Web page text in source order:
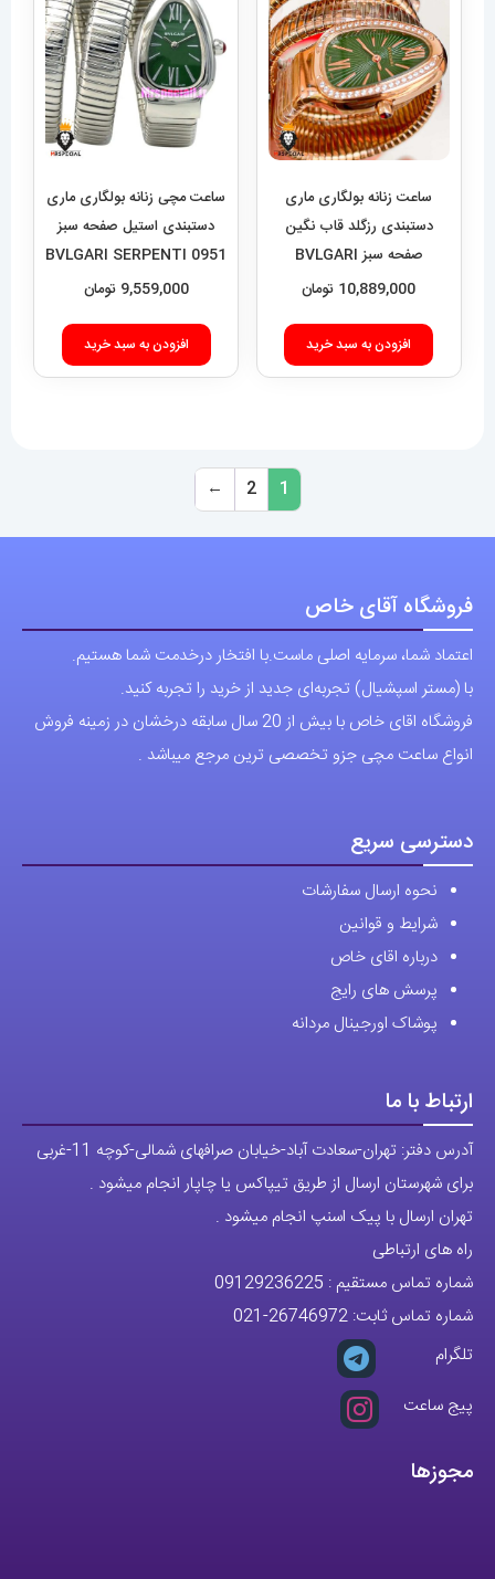
ساعت زنانه بولگاری ماری
دستبندی رزگلد قاب نگین
صفحه سبز BVLGARI
SERPENTI TUBOGAS
10,889,000 تومان
افزودن به سبد خرید
ساعت مچی زنانه بولگاری ماری
دستبندی استیل صفحه سبز
BVLGARI SERPENTI 0951
9,559,000 تومان
افزودن به سبد خرید
1
2
←
فروشگاه آقای خاص
اعتماد شما، سرمایه اصلی ماست.با افتخار درخدمت شما هستیم.
با (مستر اسپشیال) تجربه‌ای جدید از خرید را تجربه کنید.
فروشگاه اقای خاص با بیش از 20 سال سابقه درخشان در زمینه فروش
انواع ساعت مچی جزو تخصصی ترین مرجع میباشد .
دسترسی سریع
نحوه ارسال سفارشات
شرایط و قوانین
درباره اقای خاص
پرسش های رایج
پوشاک اورجینال مردانه
ارتباط با ما
آدرس دفتر: تهران-سعادت آباد-خیابان صرافهای شمالی-کوچه 11-غربی
برای شهرستان ارسال از طریق تیپاکس یا چاپار انجام میشود .
تهران ارسال با پیک اسنپ انجام میشود .
راه های ارتباطی
شماره تماس مستقیم : 09129236225
شماره تماس ثابت: 26746972
-021
تلگرام
پیج ساعت
مجوزها